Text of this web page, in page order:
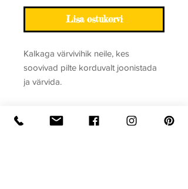
Lisa ostukorvi
Kalkaga värvivihik neile, kes
soovivad pilte korduvalt joonistada
ja värvida.